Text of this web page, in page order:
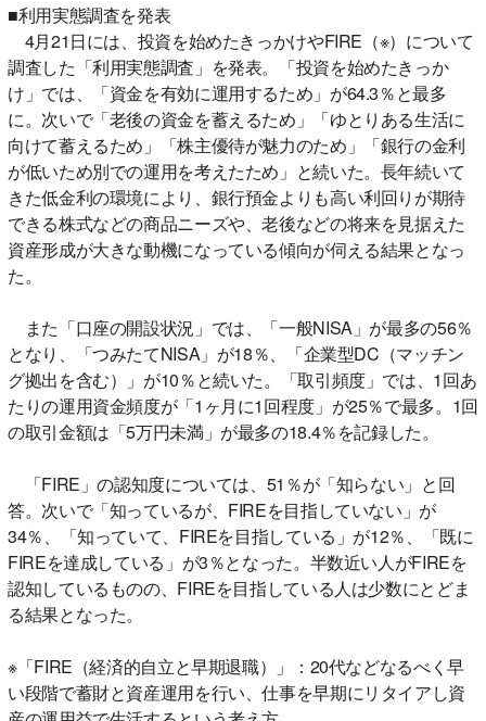
■利用実態調査を発表
4月21日には、投資を始めたきっかけやFIRE（※）について
調査した「利用実態調査」を発表。「投資を始めたきっか
け」では、「資金を有効に運用するため」が64.3％と最多
に。次いで「老後の資金を蓄えるため」「ゆとりある生活に
向けて蓄えるため」「株主優待が魅力のため」「銀行の金利
が低いため別での運用を考えたため」と続いた。長年続いて
きた低金利の環境により、銀行預金よりも高い利回りが期待
できる株式などの商品ニーズや、老後などの将来を見据えた
資産形成が大きな動機になっている傾向が伺える結果となっ
た。
また「口座の開設状況」では、「一般NISA」が最多の56％
となり、「つみたてNISA」が18％、「企業型DC（マッチン
グ拠出を含む）」が10％と続いた。「取引頻度」では、1回あ
たりの運用資金頻度が「1ヶ月に1回程度」が25％で最多。1回
の取引金額は「5万円未満」が最多の18.4％を記録した。
「FIRE」の認知度については、51％が「知らない」と回
答。次いで「知っているが、FIREを目指していない」が
34％、「知っていて、FIREを目指している」が12％、「既に
FIREを達成している」が3％となった。半数近い人がFIREを
認知しているものの、FIREを目指している人は少数にとどま
る結果となった。
※「FIRE（経済的自立と早期退職）」：20代などなるべく早
い段階で蓄財と資産運用を行い、仕事を早期にリタイアし資